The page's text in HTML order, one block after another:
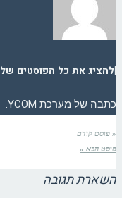
|להציג את כל הפוסטים של Ycom
כתבה של מערכת YCOM.
« פוסט קודם
פוסט הבא »
השארת תגובה